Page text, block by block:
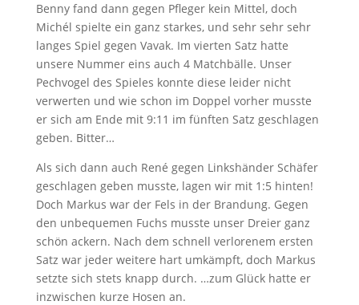
Benny fand dann gegen Pfleger kein Mittel, doch
Michél spielte ein ganz starkes, und sehr sehr sehr
langes Spiel gegen Vavak. Im vierten Satz hatte
unsere Nummer eins auch 4 Matchbälle. Unser
Pechvogel des Spieles konnte diese leider nicht
verwerten und wie schon im Doppel vorher musste
er sich am Ende mit 9:11 im fünften Satz geschlagen
geben. Bitter…
Als sich dann auch René gegen Linkshänder Schäfer
geschlagen geben musste, lagen wir mit 1:5 hinten!
Doch Markus war der Fels in der Brandung. Gegen
den unbequemen Fuchs musste unser Dreier ganz
schön ackern. Nach dem schnell verlorenem ersten
Satz war jeder weitere hart umkämpft, doch Markus
setzte sich stets knapp durch. …zum Glück hatte er
inzwischen kurze Hosen an.